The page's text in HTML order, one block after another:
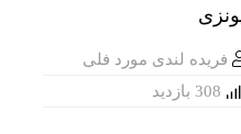
فریده لندی مورد فلی